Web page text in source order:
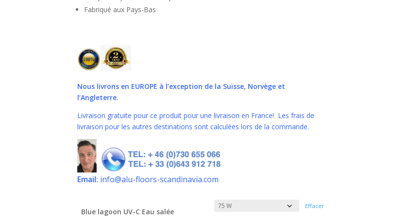
Fabriqué aux Pays-Bas
Nous livrons en EUROPE à l’exception de la Suisse, Norvège et
l’Angleterre.
Livraison gratuite pour ce produit pour une livraison en France! Les frais de
livraison pour les autres destinations sont calculées lors de la commande.
Email: info@alu-floors-scandinavia.com
Blue lagoon UV-C Eau salée
Effacer